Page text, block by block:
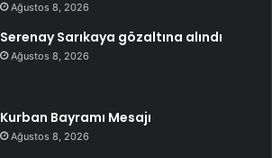
Ağustos 8, 2026
Serenay Sarıkaya gözaltına alındı
Ağustos 8, 2026
Kurban Bayramı Mesajı
Ağustos 8, 2026